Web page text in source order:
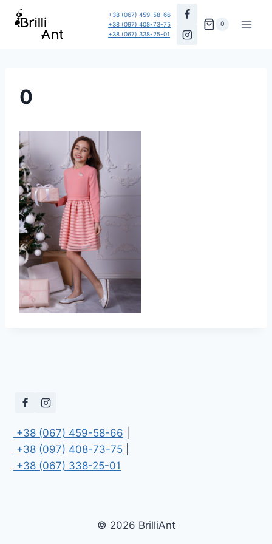
Перейти
+38 (067) 459-58-66
+38 (097) 408-73-75
+38 (067) 338-25-01
0
0
+38 (067) 459-58-66
+38 (097) 408-73-75
+38 (067) 338-25-01
© 2026 BrilliAnt